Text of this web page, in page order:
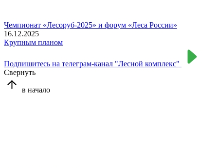
Чемпионат «Лесоруб-2025» и форум «Леса России»
16.12.2025
Крупным планом
Подпишитесь на телеграм-канал "Лесной комплекс"
Свернуть
в начало